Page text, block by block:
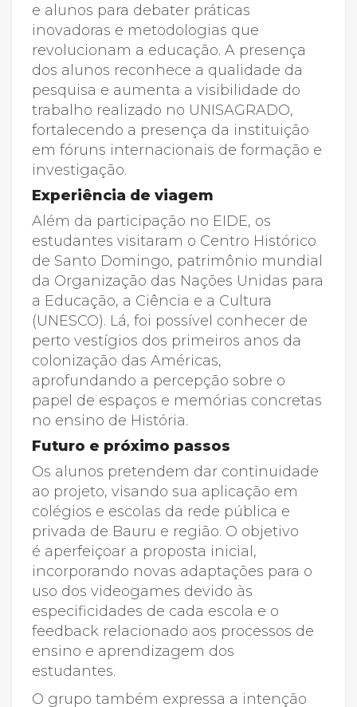
e alunos para debater práticas
inovadoras e metodologias que
revolucionam a educação. A presença
dos alunos reconhece a qualidade da
pesquisa e aumenta a visibilidade do
trabalho realizado no UNISAGRADO,
fortalecendo a presença da instituição
em fóruns internacionais de formação e
investigação.
Experiência de viagem
Além da participação no EIDE, os
estudantes visitaram o Centro Histórico
de Santo Domingo, patrimônio mundial
da Organização das Nações Unidas para
a Educação, a Ciência e a Cultura
(UNESCO). Lá, foi possível conhecer de
perto vestígios dos primeiros anos da
colonização das Américas,
aprofundando a percepção sobre o
papel de espaços e memórias concretas
no ensino de História.
Futuro e próximo passos
Os alunos pretendem dar continuidade
ao projeto, visando sua aplicação em
colégios e escolas da rede pública e
privada de Bauru e região. O objetivo
é aperfeiçoar a proposta inicial,
incorporando novas adaptações para o
uso dos videogames devido às
especificidades de cada escola e o
feedback relacionado aos processos de
ensino e aprendizagem dos
estudantes.
O grupo também expressa a intenção